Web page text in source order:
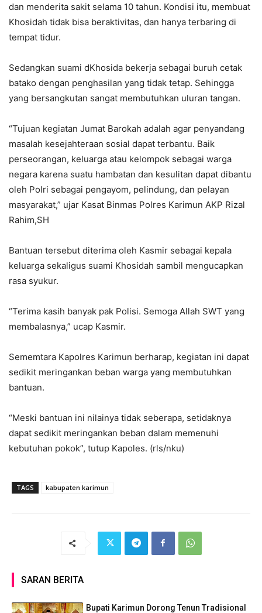
dan menderita sakit selama 10 tahun. Kondisi itu, membuat
Khosidah tidak bisa beraktivitas, dan hanya terbaring di
tempat tidur.
Sedangkan suami dKhosida bekerja sebagai buruh cetak
batako dengan penghasilan yang tidak tetap. Sehingga
yang bersangkutan sangat membutuhkan uluran tangan.
“Tujuan kegiatan Jumat Barokah adalah agar penyandang
masalah kesejahteraan sosial dapat terbantu. Baik
perseorangan, keluarga atau kelompok sebagai warga
negara karena suatu hambatan dan kesulitan dapat dibantu
oleh Polri sebagai pengayom, pelindung, dan pelayan
masyarakat,” ujar Kasat Binmas Polres Karimun AKP Rizal
Rahim,SH
Bantuan tersebut diterima oleh Kasmir sebagai kepala
keluarga sekaligus suami Khosidah sambil mengucapkan
rasa syukur.
“Terima kasih banyak pak Polisi. Semoga Allah SWT yang
membalasnya,” ucap Kasmir.
Sememtara Kapolres Karimun berharap, kegiatan ini dapat
sedikit meringankan beban warga yang membutuhkan
bantuan.
“Meski bantuan ini nilainya tidak seberapa, setidaknya
dapat sedikit meringankan beban dalam memenuhi
kebutuhan pokok”, tutup Kapoles. (rls/nku)
TAGS kabupaten karimun
SARAN BERITA
Bupati Karimun Dorong Tenun Tradisional